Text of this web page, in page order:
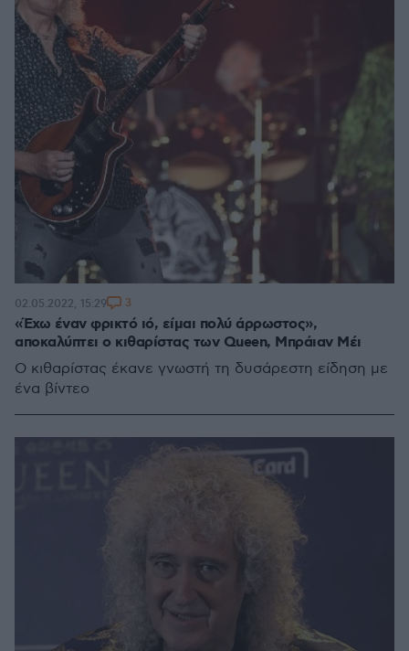
«Έχω έναν φρικτό ιό, είμαι πολύ άρρωστος»,
αποκαλύπτει ο κιθαρίστας των Queen, Μπράιαν Μέι
Ο κιθαρίστας έκανε γνωστή τη δυσάρεστη είδηση με
ένα βίντεο
02.05.2022, 15:29 3